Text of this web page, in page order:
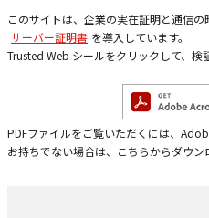
このサイトは、企業の実在証明と通信
サーバー証明書 を導入しています。
Trusted Web シールをクリックして、検
PDFファイルをご覧いただくには、
お持ちでない場合は、こちらからダウン